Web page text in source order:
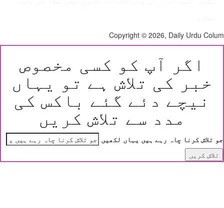
Copyright © 2026, Daily Urdu
اگر آپ کو کسی مخصوص
خبر کی تلاش ہے تو یہاں
نیچے دئے گئے باکس کی
مدد سے تلاش کریں
تلاش کرنا چاہ رہے ہیں یہاں لکھیں